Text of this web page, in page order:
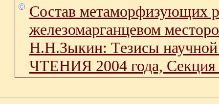
Состав метаморфизующих
железомарганцевом
Н.Н.Зыкин: Тезисы
ЧТЕНИЯ 2004 года,